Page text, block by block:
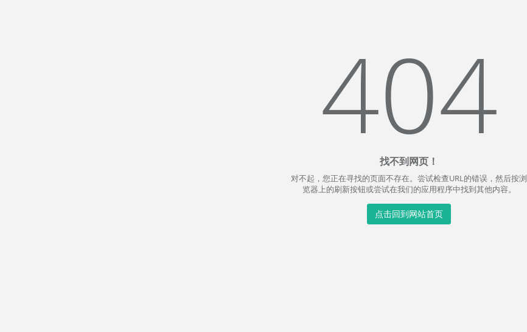
404
找不到网页！
对不起，您正在寻找的页面不存在。尝试检查URL的错误，然后按浏
览器上的刷新按钮或尝试在我们的应用程序中找到其他内容。
点击回到网站首页